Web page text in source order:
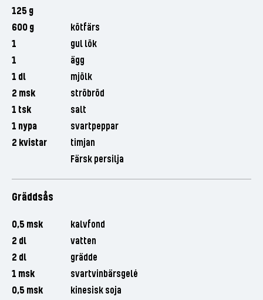
125 g
600 g
kötfärs
1
gul lök
1
ägg
1 dl
mjölk
2 msk
ströbröd
1 tsk
salt
1 nypa
svartpeppar
2 kvistar
timjan
Färsk persilja
Gräddsås
0,5 msk
kalvfond
2 dl
vatten
2 dl
grädde
1 msk
svartvinbärsgelé
0,5 msk
kinesisk soja